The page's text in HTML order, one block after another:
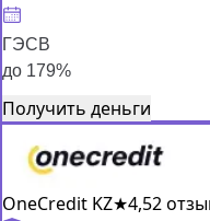
ГЭСВ
до 179%
Получить деньги
OneCredit KZ★4,52